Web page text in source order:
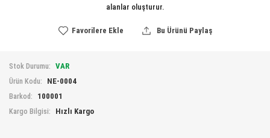
alanlar oluşturur.
Favorilere Ekle Bu Ürünü Paylaş
Stok Durumu: VAR
Ürün Kodu: NE-0004
Barkod: 100001
Kargo Bilgisi: Hızlı Kargo